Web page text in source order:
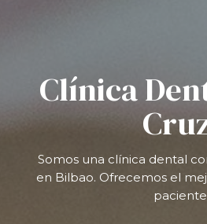
Clínica
Somos una clínica dental
en Bilbao. Ofrecemos el